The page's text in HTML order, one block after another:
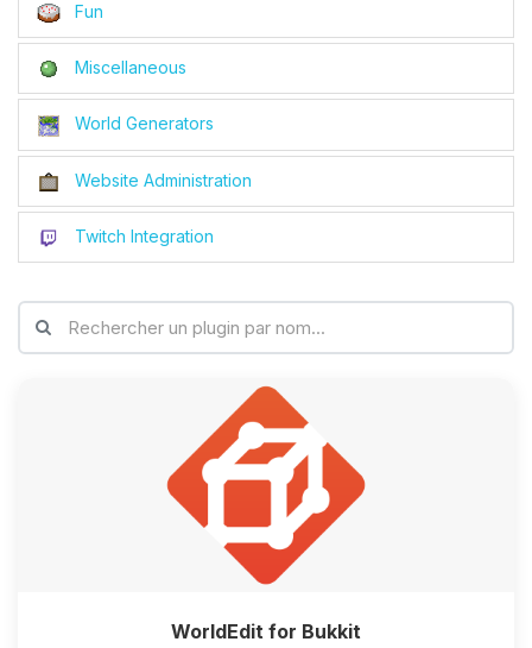
Fun
Miscellaneous
World Generators
Website Administration
Twitch Integration
WorldEdit for Bukkit